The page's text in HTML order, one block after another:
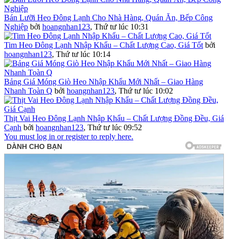
Bán Lưỡi Heo Đông Lạnh Cho Nhà Hàng, Quán Ăn, Bếp Công
Nghiệp bởi hoangnhan123, Thứ tư lúc 10:31
Tim Heo Đông Lạnh Nhập Khẩu – Chất Lượng Cao, Giá Tốt bởi
hoangnhan123, Thứ tư lúc 10:14
Bảng Giá Móng Giò Heo Nhập Khẩu Mới Nhất – Giao Hàng
Nhanh Toàn Q bởi hoangnhan123, Thứ tư lúc 10:02
Thịt Vai Heo Đông Lạnh Nhập Khẩu – Chất Lượng Đồng Đều, Giá
Cạnh bởi hoangnhan123, Thứ tư lúc 09:52
You must log in or register to reply here.